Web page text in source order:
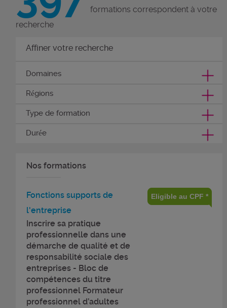
formations correspondent à votre
recherche
Affiner votre recherche
Domaines
Régions
Type de formation
Durée
Nos formations
Fonctions supports de
l'entreprise
Inscrire sa pratique
professionnelle dans une
démarche de qualité et de
responsabilité sociale des
entreprises - Bloc de
compétences du titre
professionnel Formateur
professionnel d’adultes
Eligible au CPF *